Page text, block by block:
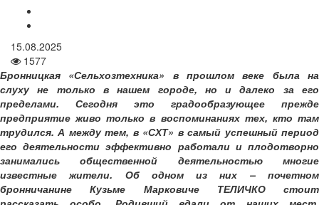
15.08.2025
1577
Бронницкая «Сельхозтехника» в прошлом веке была на
слуху не только в нашем городе, но и далеко за его
пределами. Сегодня это градообразующее прежде
предприятие живо только в воспоминаниях тех, кто там
трудился. А между тем, в «СХТ» в самый успешный период
его деятельности эффективно работали и плодотворно
занимались общественной деятельностью многие
известные жители. Об одном из них – почетном
бронничанине Кузьме Марковиче ТЕЛИЧКО стоит